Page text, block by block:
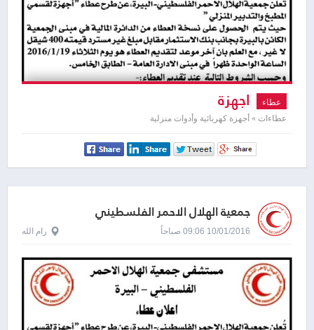
عطاء اجهزة
عطاءات » أجهزة كهربائية وأدوات منزلية
جمعية الهلال الاحمر الفلسطيني
10/01/2016 09:06 صباحاً رام الله